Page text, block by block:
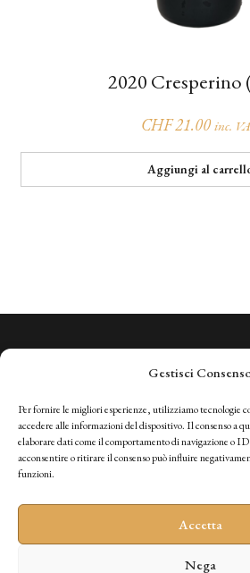
Gestisci
Per fornire le migliori esperienze, utilizziamo tecnologie
accedere alle informazioni del dispositivo. Il consenso a
elaborare dati come il comportamento di navigazione o
acconsentire o ritirare il consenso può influire
funzioni.
Accetta
Nega
2020 Cresperino
CHF21.00 inc.
Aggiungi al
+41 (0)91 966 28 08
vini@tenutabally.ch
IT FR EN